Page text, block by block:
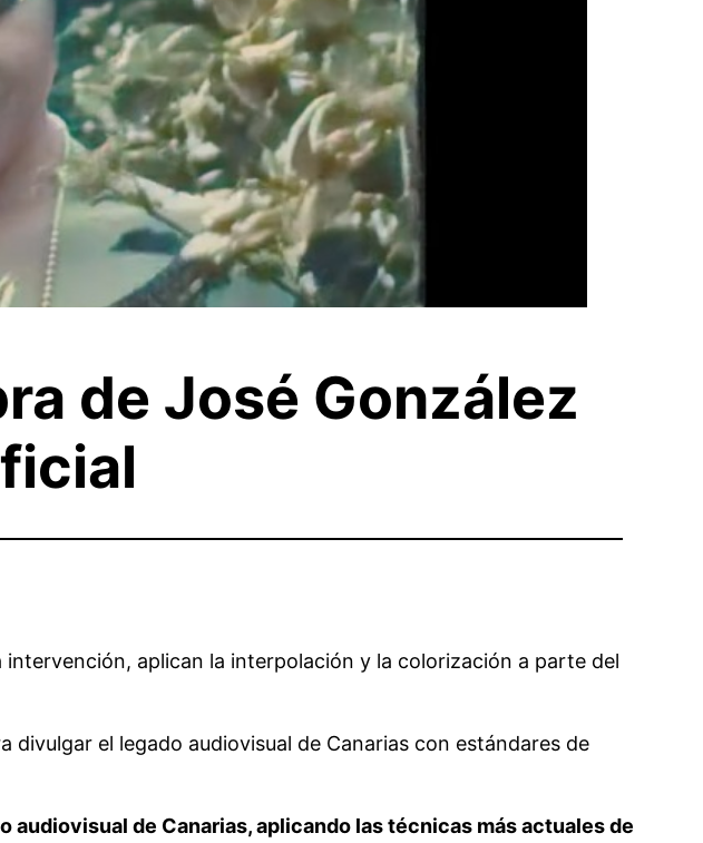
de José González
aplican la interpolación y la colorización a parte del
el legado audiovisual de Canarias con estándares de
de Canarias, aplicando las técnicas más actuales de